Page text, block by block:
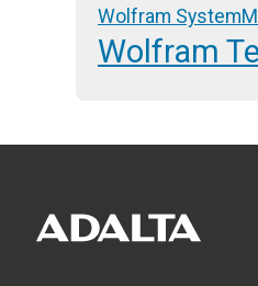
Wolfram
Wolfram